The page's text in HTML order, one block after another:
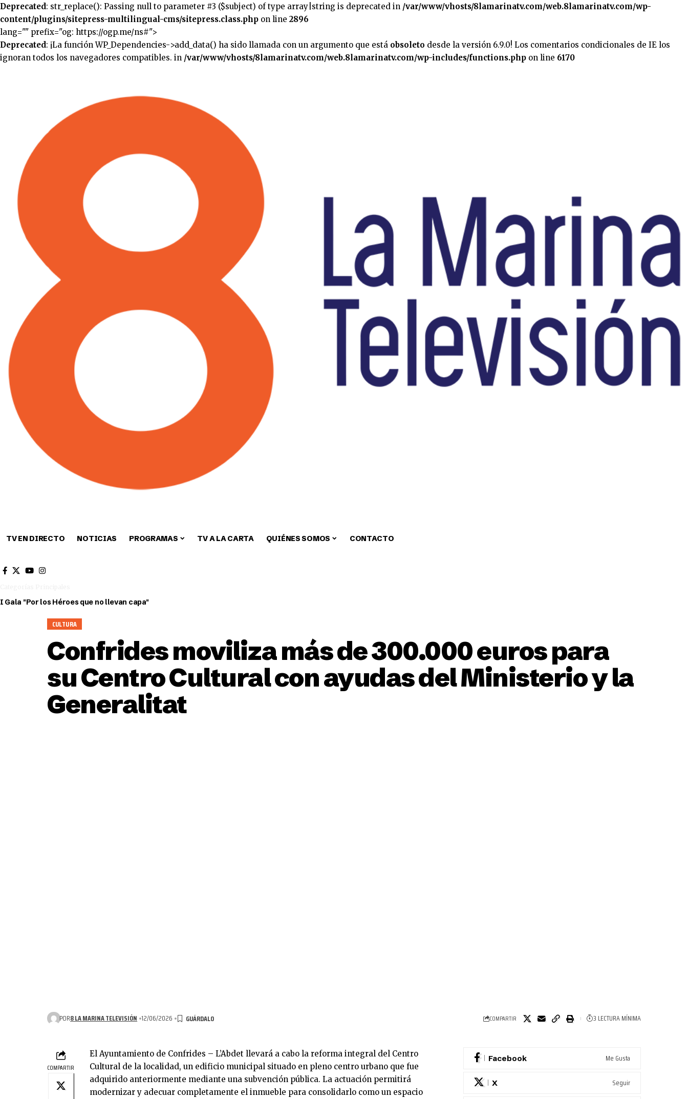
Deprecated: str_replace(): Passing null to parameter #3 ($subject) of type array|string is deprecated in /var/www/vhosts/8lamarinatv.com/web.8lamarinatv.com/wp-
content/plugins/sitepress-multilingual-cms/sitepress.class.php on line 2896
lang="" prefix="og: https://ogp.me/ns#">
Deprecated: ¡La función WP_Dependencies->add_data() ha sido llamada con un argumento que está obsoleto desde la versión 6.9.0! Los comentarios condicionales de IE los
ignoran todos los navegadores compatibles. in /var/www/vhosts/8lamarinatv.com/web.8lamarinatv.com/wp-includes/functions.php on line 6170
TV EN DIRECTO NOTICIAS PROGRAMAS TV A LA CARTA QUIÉNES SOMOS CONTACTO
I Gala "Por los Héroes que no llevan capa"
CULTURA
Confrides moviliza más de 300.000 euros para
su Centro Cultural con ayudas del Ministerio y la
Generalitat
POR8 LA MARINA TELEVISIÓN 12/06/2026 COMPARTIR 3 LECTURA MÍNIMA
COMPARTIR
El Ayuntamiento de Confrides – L’Abdet llevará a cabo la reforma integral del Centro
Cultural de la localidad, un edificio municipal situado en pleno centro urbano que fue
adquirido anteriormente mediante una subvención pública. La actuación permitirá
modernizar y adecuar completamente el inmueble para consolidarlo como un espacio
Facebook Me Gusta
X Seguir